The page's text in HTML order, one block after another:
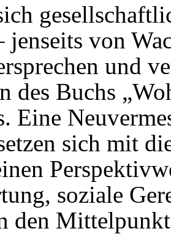
jenseits von
und
des Buchs
Eine
sich mit
soziale
den